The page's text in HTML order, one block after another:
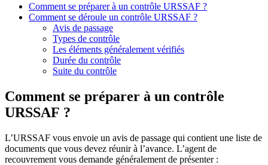
Comment se préparer à un contrôle URSSAF ?
Comment se déroule un contrôle URSSAF ?
Avis de passage
Types de contrôle
Les éléments généralement vérifiés
Durée du contrôle
Suite du contrôle
Comment se préparer à un contrôle
URSSAF ?
L’URSSAF vous envoie un avis de passage qui contient une liste de
documents que vous devez réunir à l’avance. L’agent de
recouvrement vous demande généralement de présenter :